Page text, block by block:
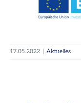
17.05.2022 Aktuelles